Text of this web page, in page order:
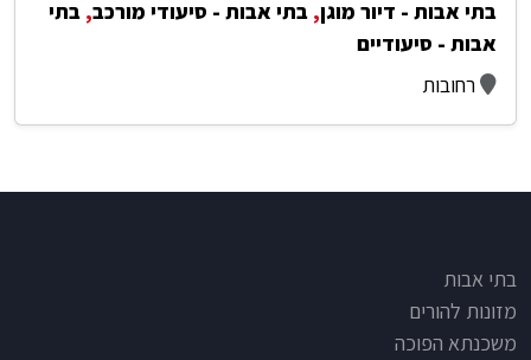
בתי אבות - דיור מוגן, בתי אבות - סיעודי מורכב, בתי
אבות - סיעודיים
רחובות
Footer
בתי אבות
מזונות להורים
משכנתא הפוכה